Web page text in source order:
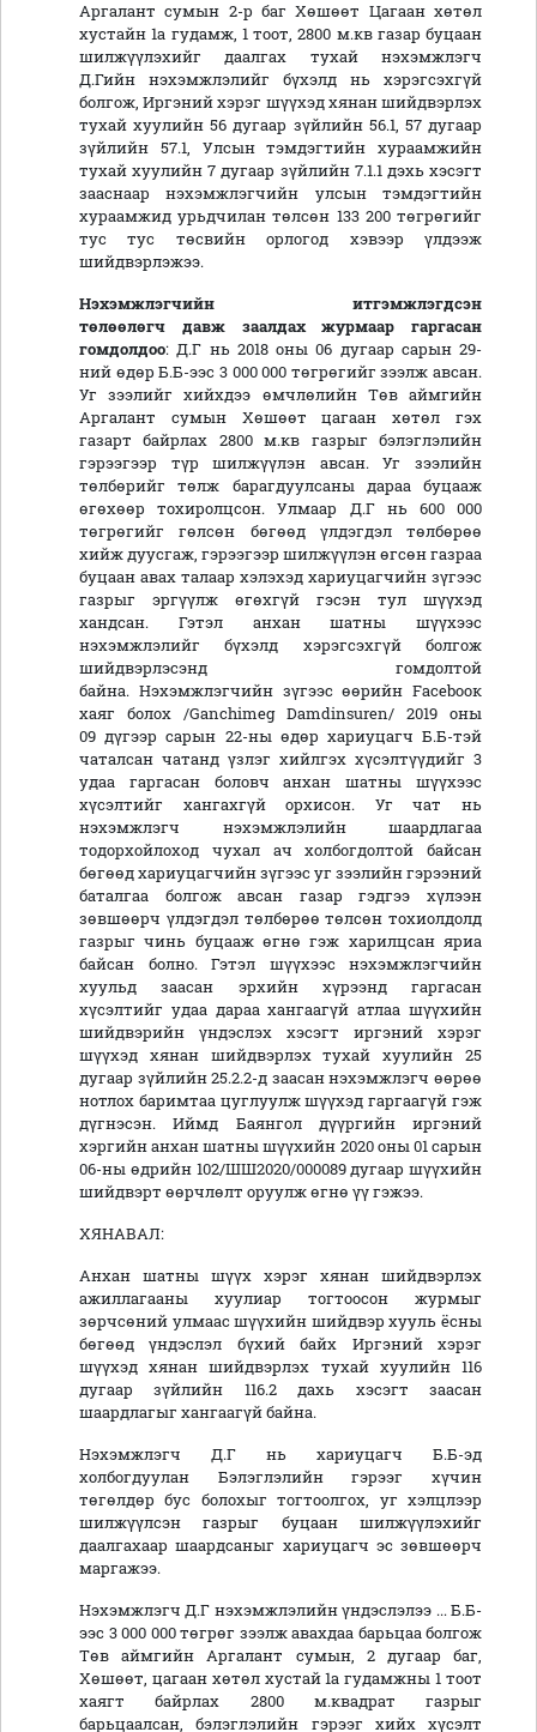
Аргалант сумын 2-р баг Хөшөөт Цагаан хөтөл
хустайн 1а гудамж, 1 тоот, 2800 м.кв газар буцаан
шилжүүлэхийг даалгах тухай нэхэмжлэгч
Д.Гийн нэхэмжлэлийг бүхэлд нь хэрэгсэхгүй
болгож, Иргэний хэрэг шүүхэд хянан шийдвэрлэх
тухай хуулийн 56 дугаар зүйлийн 56.1, 57 дугаар
зүйлийн 57.1, Улсын тэмдэгтийн хураамжийн
тухай хуулийн 7 дугаар зүйлийн 7.1.1 дэхь хэсэгт
зааснаар нэхэмжлэгчийн улсын тэмдэгтийн
хураамжид урьдчилан төлсөн 133 200 төгрөгийг
тус тус төсвийн орлогод хэвээр үлдээж
шийдвэрлэжээ.
Нэхэмжлэгчийн итгэмжлэгдсэн
төлөөлөгч давж заалдах журмаар гаргасан
гомдолдоо: Д.Г нь 2018 оны 06 дугаар сарын 29-
ний өдөр Б.Б-ээс 3 000 000 төгрөгийг зээлж авсан.
Уг зээлийг хийхдээ өмчлөлийн Төв аймгийн
Аргалант сумын Хөшөөт цагаан хөтөл гэх
газарт байрлах 2800 м.кв газрыг бэлэглэлийн
гэрээгээр түр шилжүүлэн авсан. Уг зээлийн
төлбөрийг төлж барагдуулсаны дараа буцааж
өгөхөөр тохиролцсон. Улмаар Д.Г нь 600 000
төгрөгийг гөлсөн бөгөөд үлдэгдэл төлбөрөө
хийж дуусгаж, гэрээгээр шилжүүлэн өгсөн газраа
буцаан авах талаар хэлэхэд хариуцагчийн зүгээс
газрыг эргүүлж өгөхгүй гэсэн тул шүүхэд
хандсан. Гэтэл анхан шатны шүүхээс
нэхэмжлэлийг бүхэлд хэрэгсэхгүй болгож
шийдвэрлэсэнд гомдолтой
байна. Нэхэмжлэгчийн зүгээс өөрийн Fасеbоок
хаяг болох /Ganchimeg Damdinsuren/ 2019 оны
09 дүгээр сарын 22-ны өдөр хариуцагч Б.Б-тэй
чаталсан чатанд үзлэг хийлгэх хүсэлтүүдийг 3
удаа гаргасан боловч анхан шатны шүүхээс
хүсэлтийг хангахгүй орхисон. Уг чат нь
нэхэмжлэгч нэхэмжлэлийн шаардлагаа
тодорхойлоход чухал ач холбогдолтой байсан
бөгөөд хариуцагчийн зүгээс уг зээлийн гэрээний
баталгаа болгож авсан газар гэдгээ хүлээн
зөвшөөрч үлдэгдэл төлбөрөө төлсөн тохиолдолд
газрыг чинь буцааж өгнө гэж харилцсан яриа
байсан болно. Гэтэл шүүхээс нэхэмжлэгчийн
хуульд заасан эрхийн хүрээнд гаргасан
хүсэлтийг удаа дараа хангаагүй атлаа шүүхийн
шийдвэрийн үндэслэх хэсэгт иргэний хэрэг
шүүхэд хянан шийдвэрлэх тухай хуулийн 25
дугаар зүйлийн 25.2.2-д заасан нэхэмжлэгч өөрөө
нотлох баримтаа цуглуулж шүүхэд гаргаагүй гэж
дүгнэсэн. Иймд Баянгол дүүргийн иргэний
хэргийн анхан шатны шүүхийн 2020 оны 01 сарын
06-ны өдрийн 102/ШШ2020/000089 дугаар шүүхийн
шийдвэрт өөрчлөлт оруулж өгнө үү гэжээ.
ХЯНАВАЛ:
Анхан шатны шүүх хэрэг хянан шийдвэрлэх
ажиллагааны хуулиар тогтоосон журмыг
зөрчсөний улмаас шүүхийн шийдвэр хууль ёсны
бөгөөд үндэслэл бүхий байх Иргэний хэрэг
шүүхэд хянан шийдвэрлэх тухай хуулийн 116
дугаар зүйлийн 116.2 дахь хэсэгт заасан
шаардлагыг хангаагүй байна.
Нэхэмжлэгч Д.Г нь хариуцагч Б.Б-эд
холбогдуулан Бэлэглэлийн гэрээг хүчин
төгөлдөр бус болохыг тогтоолгох, уг хэлцлээр
шилжүүлсэн газрыг буцаан шилжүүлэхийг
даалгахаар шаардсаныг хариуцагч эс зөвшөөрч
маргажээ.
Нэхэмжлэгч Д.Г нэхэмжлэлийн үндэслэлээ ... Б.Б-
ээс 3 000 000 төгрөг зээлж авахдаа барьцаа болгож
Төв аймгийн Аргалант сумын, 2 дугаар баг,
Хөшөөт, цагаан хөтөл хустай 1а гудамжны 1 тоот
хаягт байрлах 2800 м.квадрат газрыг
барьцаалсан, бэлэглэлийн гэрээг хийх хүсэлт